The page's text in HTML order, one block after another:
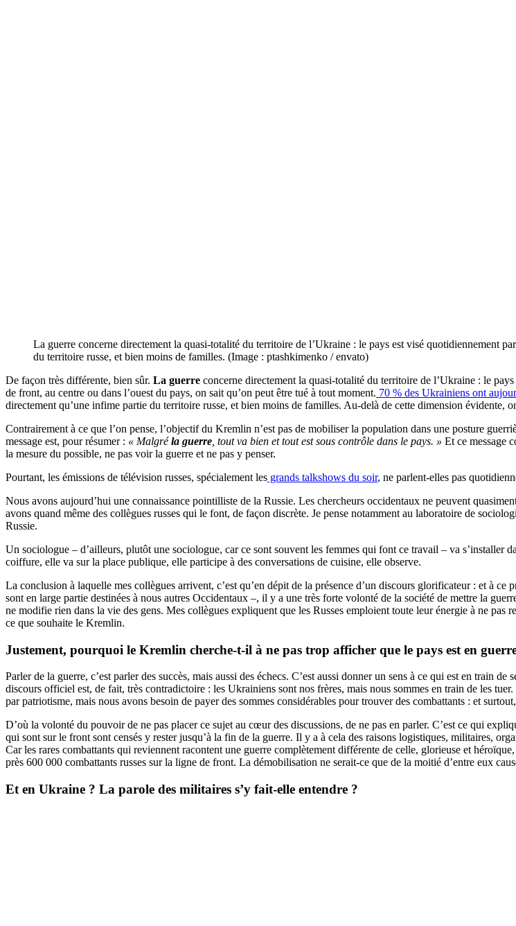
La guerre concerne directement la quasi-totalité du territoire de l’Ukraine : le pays est visé quotidiennement
du territoire russe, et bien moins de familles. (Image : ptashkimenko / envato)
De façon très différente, bien sûr. La guerre concerne directement la quasi-totalité du territoire de l’Ukraine : le
de front, au centre ou dans l’ouest du pays, on sait qu’on peut être tué à tout moment. 70 % des Ukrainiens ont
directement qu’une infime partie du territoire russe, et bien moins de familles. Au-delà de cette dimension
Contrairement à ce que l’on pense, l’objectif du Kremlin n’est pas de mobiliser la population dans une posture
message est, pour résumer : « Malgréla guerre , tout va bien et tout est sous contrôle dans le pays. » Et ce message
la mesure du possible, ne pas voir la guerre et ne pas y penser.
Pourtant, les émissions de télévision russes, spécialement les grands talkshows du soir, ne parlent-elles pas
Nous avons aujourd’hui une connaissance pointilliste de la Russie. Les chercheurs occidentaux ne peuvent
avons quand même des collègues russes qui le font, de façon discrète. Je pense notamment au laboratoire de
Russie.
Un sociologue – d’ailleurs, plutôt une sociologue, car ce sont souvent les femmes qui font ce travail – va s’installer
coiffure, elle va sur la place publique, elle participe à des conversations de cuisine, elle observe.
La conclusion à laquelle mes collègues arrivent, c’est qu’en dépit de la présence d’un discours glorificateur : et à
sont en large partie destinées à nous autres Occidentaux –, il y a une très forte volonté de la société de mettre la
ne modifie rien dans la vie des gens. Mes collègues expliquent que les Russes emploient toute leur énergie à ne
ce que souhaite le Kremlin.
Justement, pourquoi le Kremlin cherche-t-il à ne pas trop afficher que le pays est en
Parler de la guerre, c’est parler des succès, mais aussi des échecs. C’est aussi donner un sens à ce qui est en train
discours officiel est, de fait, très contradictoire : les Ukrainiens sont nos frères, mais nous sommes en train de les
par patriotisme, mais nous avons besoin de payer des sommes considérables pour trouver des combattants : et
D’où la volonté du pouvoir de ne pas placer ce sujet au cœur des discussions, de ne pas en parler. C’est ce qui
qui sont sur le front sont censés y rester jusqu’à la fin de la guerre. Il y a à cela des raisons logistiques, militaires,
Car les rares combattants qui reviennent racontent une guerre complètement différente de celle, glorieuse et
près 600 000 combattants russes sur la ligne de front. La démobilisation ne serait-ce que de la moitié d’entre eux
Et en Ukraine ? La parole des militaires s’y fait-elle entendre ?